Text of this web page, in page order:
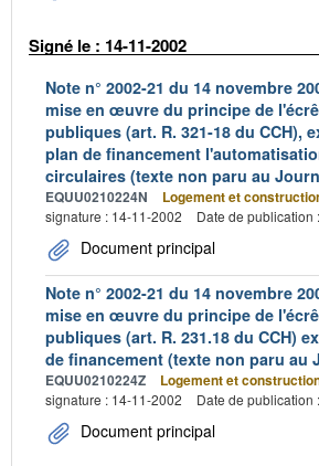
Signé le : 14-11-2002
Note n° 2002-21 du 14 novembre
mise en œuvre du principe de
publiques (art. R. 321-18 du CCH),
plan de financement
circulaires (texte non paru au
EQUU0210224N Logement et
signature : 14-11-2002
Date de publication
Document principal
Note n° 2002-21 du 14 novembre
mise en œuvre du principe de
publiques (art. R. 231.18 du CCH)
de financement (texte non paru au
EQUU0210224Z Logement et
signature : 14-11-2002
Date de publication
Document principal